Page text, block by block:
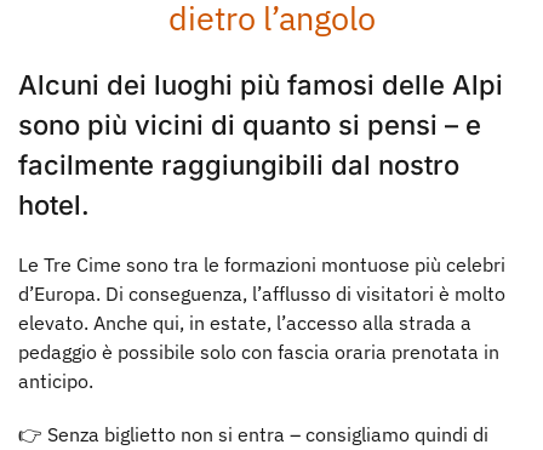
dietro l’angolo
Alcuni dei luoghi più famosi delle Alpi
sono più vicini di quanto si pensi – e
facilmente raggiungibili dal nostro
hotel.
Le Tre Cime sono tra le formazioni montuose più celebri
d’Europa. Di conseguenza, l’afflusso di visitatori è molto
elevato. Anche qui, in estate, l’accesso alla strada a
pedaggio è possibile solo con fascia oraria prenotata in
anticipo.
👉 Senza biglietto non si entra – consigliamo quindi di